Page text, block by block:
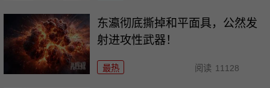
东瀛彻底撕掉和平面具，公然发
射进攻性武器！
最热 阅读 11128